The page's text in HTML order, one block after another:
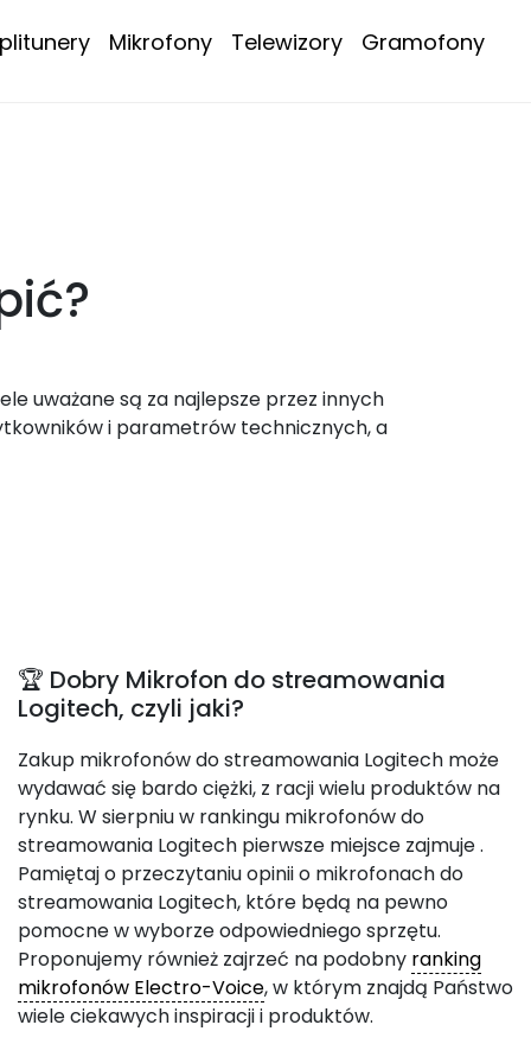
Mikrofony Telewizory Gramofony
uważane są za najlepsze przez innych
i parametrów technicznych, a
🏆 Dobry Mikrofon do streamowania
Logitech, czyli jaki?
Zakup mikrofonów do streamowania Logitech może
wydawać się bardo ciężki, z racji wielu produktów na
rynku. W sierpniu w rankingu mikrofonów do
streamowania Logitech pierwsze miejsce zajmuje.
Pamiętaj o przeczytaniu opinii o mikrofonach do
streamowania Logitech, które będą na pewno
pomocne w wyborze odpowiedniego sprzętu.
Proponujemy również zajrzeć na podobny ranking
mikrofonów Electro-Voice, w którym znajdą Państwo
wiele ciekawych inspiracji i produktów.